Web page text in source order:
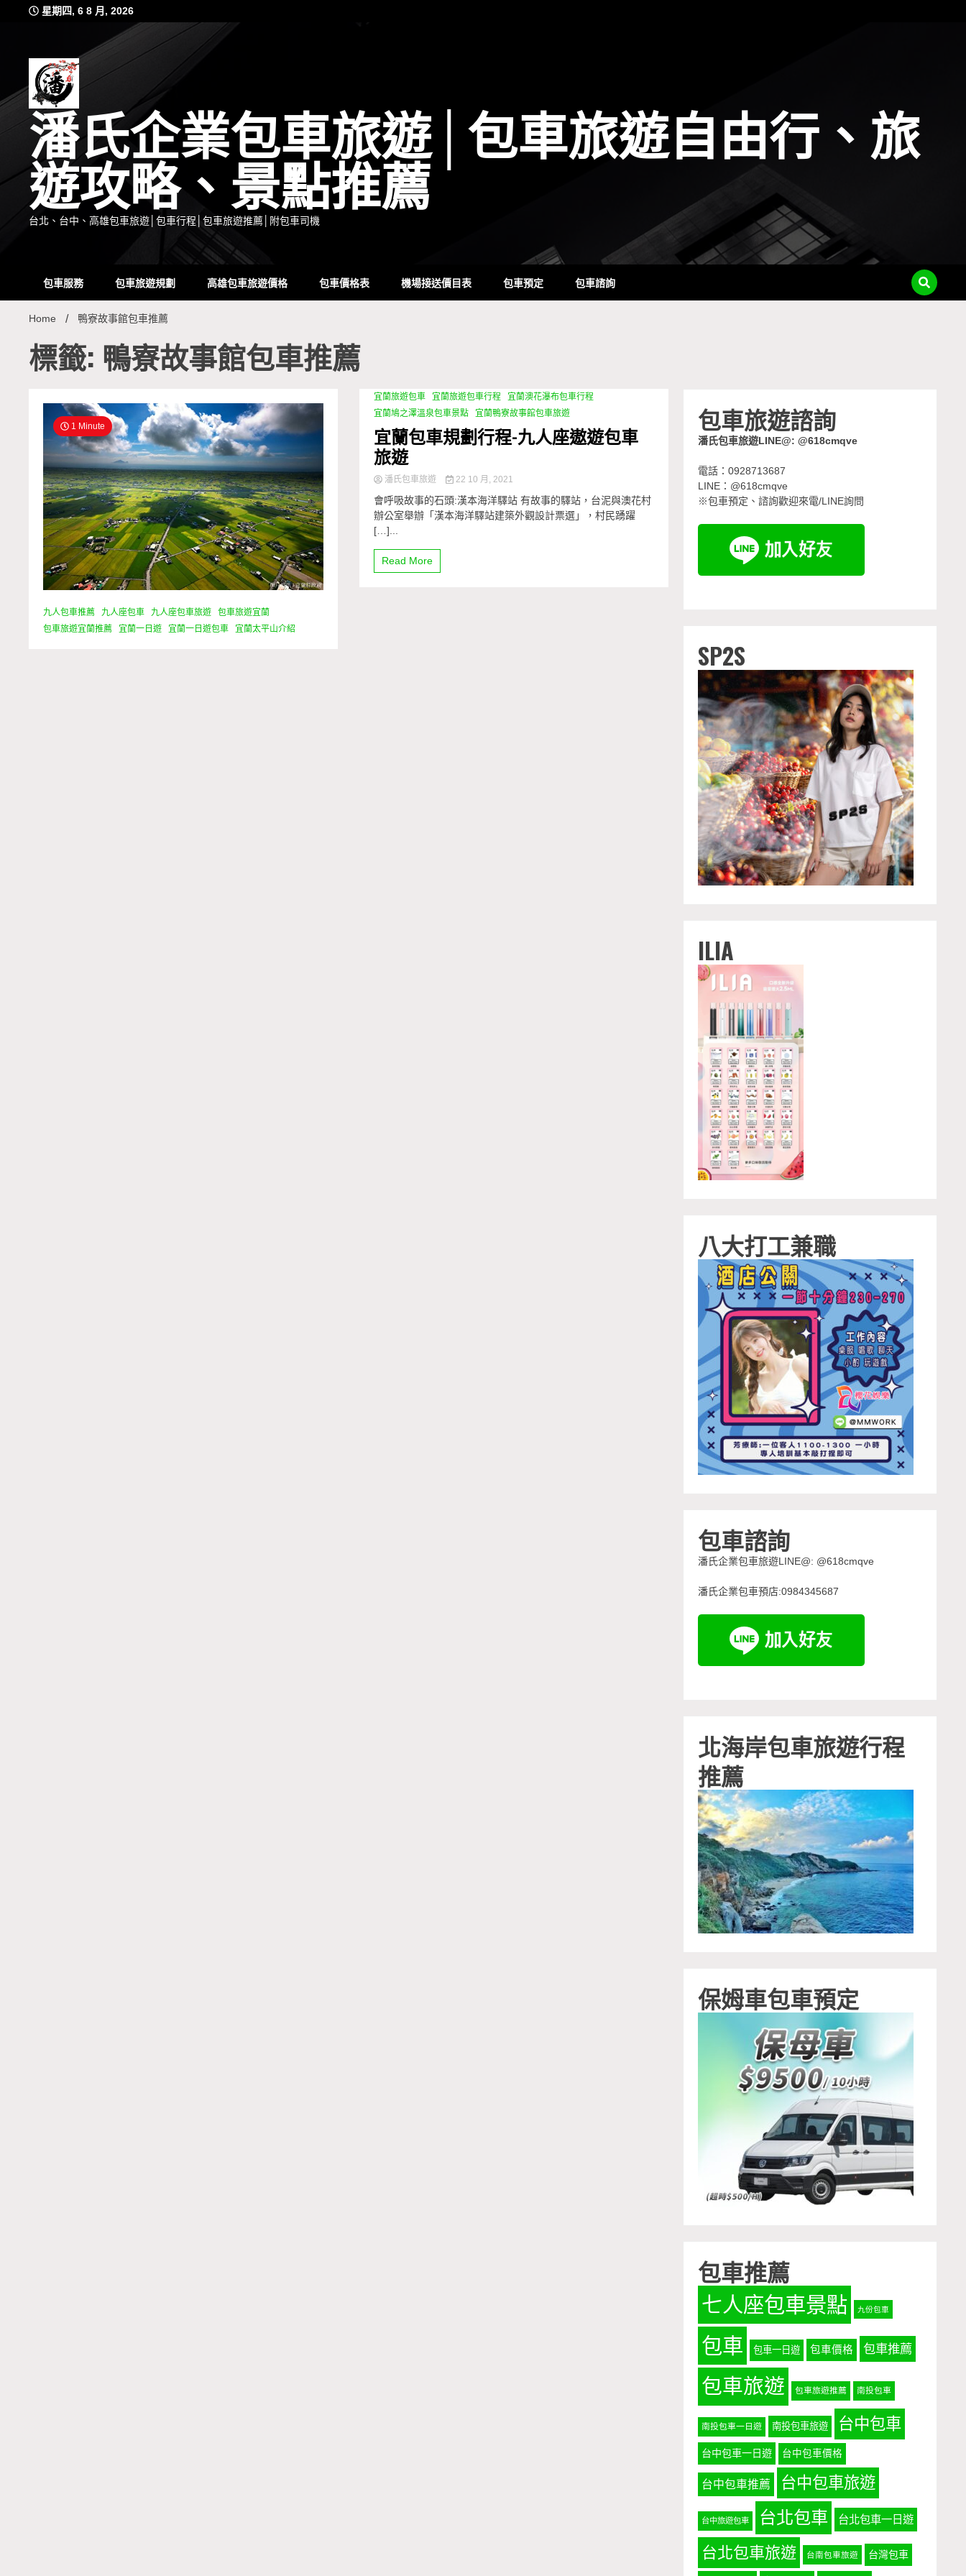
星期四, 6 8 月, 2026
潘氏企業包車旅遊│包車旅遊自由行、旅
遊攻略、景點推薦
台北、台中、高雄包車旅遊│包車行程│包車旅遊推薦│附包車司機
包車服務 包車旅遊規劃 高雄包車旅遊價格 包車價格表 機場接送價目表 包車預定 包車諮詢
Home 鴨寮故事館包車推薦
標籤: 鴨寮故事館包車推薦
1 Minute
九人包車推薦 九人座包車 九人座包車旅遊
包車旅遊宜蘭
包車旅遊宜蘭推薦
宜蘭一日遊 宜蘭一日遊包車 宜蘭太平山介紹
宜蘭旅遊包車 宜蘭旅遊包車行程
宜蘭澳花瀑布包車行程
宜蘭鳩之澤溫泉包車景點
宜蘭鴨寮故事館包車旅遊
宜蘭包車規劃行程-九人座遨遊包車
旅遊
潘氏包車旅遊 22 10 月, 2021
會呼吸故事的石頭:漢本海洋驛站 有故事的驛站，台泥與澳花村
辦公室舉辦「漢本海洋驛站建築外觀設計票選」，村民踴躍
[…]...
Read More
包車旅遊諮詢
潘氏包車旅遊LINE@: @618cmqve
電話：0928713687
LINE：@618cmqve
※包車預定、諮詢歡迎來電/LINE詢問
SP2S
ILIA
八大打工兼職
包車諮詢
潘氏企業包車旅遊LINE@: @618cmqve
潘氏企業包車預店:0984345687
北海岸包車旅遊行程
推薦
保姆車包車預定
包車推薦
七人座包車景點 九份包車
包車 包車一日遊 包車價格 包車推薦
包車旅遊 包車旅遊推薦 南投包車
南投包車一日遊 南投包車旅遊 台中包車
台中包車一日遊 台中包車價格
台中包車推薦 台中包車旅遊
台中旅遊包車 台北包車 台北包車一日遊
台北包車旅遊 台南包車旅遊 台灣包車